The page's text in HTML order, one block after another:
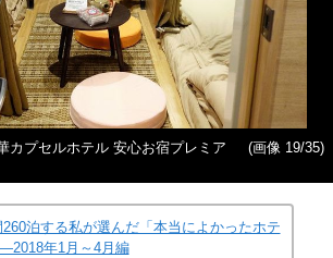
カプセルホテル 安心お宿プレミア
(画像 19/35)
260泊する私が選んだ「本当によかったホテ
年1月～4月編